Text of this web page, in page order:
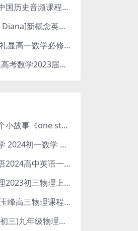
王芳讲中国历史音频课程全集(上下五千年)
[胡金铭 Diana]新概念英语第1册教学视频课程(全集 百度网盘下载)
2022赵礼显高一数学必修一课程视频资源(秋季班 含讲义)百度网盘云
刘天麒高考数学2023届一轮暑假班直播课合集(A和A+)
一天一个小故事《one story a day》初中版 百度网盘分享下载
初中数学 2024初一数学 朱韬数学 S班春季下 A+班春季下 百度云网盘
龙坚英语2024高中英语一轮系统班(全国卷+北京卷)
杨萌物理2023初三物理上秋季A+班(视频+讲义) 百度网盘分享
2024赵玉峰高三物理课程24年高考物理一轮复习网课教程
沪科版(初三)九年级物理全一册网课教学视频全集(录播版 杜春雨 66讲)